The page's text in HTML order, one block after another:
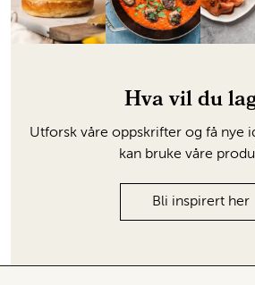
Hva vil du
Utforsk våre oppskrifter og få nye
kan bruke våre
Bli inspirert her